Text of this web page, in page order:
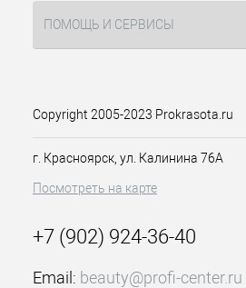
в прическах.
ПОМОЩЬ И СЕРВИСЫ
Copyright 2005-2023 Prokrasota.ru
г. Красноярск, ул. Калинина 76А
Посмотреть на карте
+7 (902) 924-36-40
Email: beauty@profi-center.ru